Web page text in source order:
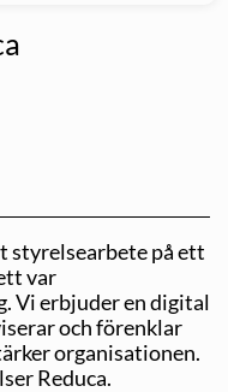
styrelsearbete på ett
var
Vi erbjuder en digital
och förenklar
organisationen.
Reduca.